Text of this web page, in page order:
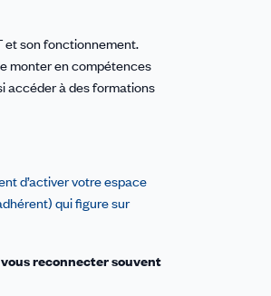
et son fonctionnement.
monter en compétences
accéder à des formations
d’activer votre espace
qui figure sur
reconnecter souvent